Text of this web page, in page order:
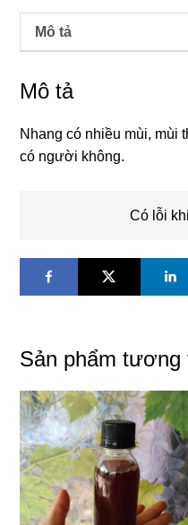
gói
cây,
hơi
có
người
không
lượng
Mô tả
Mô tả
Nhang có nhiều mùi, mùi
có người không.
Có lỗi
Sản phẩm tương